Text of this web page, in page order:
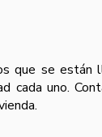
que se están
cada uno.